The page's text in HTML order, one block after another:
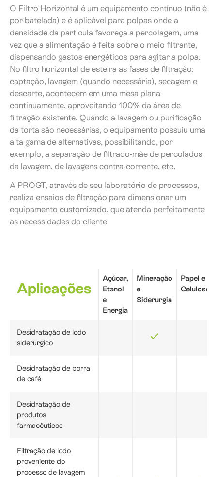
O Filtro Horizontal é um equipamento contínuo (não é
por batelada) e é aplicável para polpas onde a
densidade da partícula favoreça a percolagem, uma
vez que a alimentação é feita sobre o meio filtrante,
dispensando gastos energéticos para agitar a polpa.
No filtro horizontal de esteira as fases de filtração:
captação, lavagem (quando necessária), secagem e
descarte, acontecem em uma mesa plana
continuamente, aproveitando 100% da área de
filtração existente. Quando a lavagem ou purificação
da torta são necessárias, o equipamento possuiu uma
alta gama de alternativas, possibilitando, por
exemplo, a separação de filtrado-mãe de percolados
da lavagem, de lavagens contra-corrente, etc.
A PROGT, através de seu laboratório de processos,
realiza ensaios de filtração para dimensionar um
equipamento customizado, que atenda perfeitamente
às necessidades do cliente.
Aplicações
Açúcar,
Etanol
e
Energia
Mineração
e
Siderurgia
Papel e
Celulose
Desidratação de lodo
siderúrgico
Desidratação de borra
de café
Desidratação de
produtos
farmacêuticos
Filtração de lodo
proveniente do
processo de lavagem